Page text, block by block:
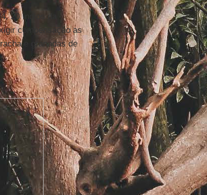
20 índios da
compensação as
e granadas de